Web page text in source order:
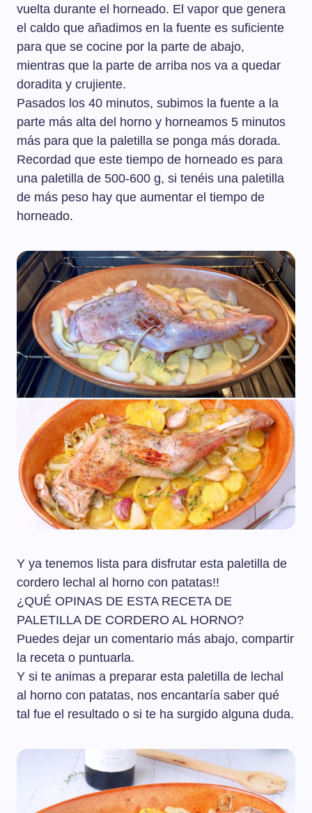
vuelta durante el horneado. El vapor que genera
el caldo que añadimos en la fuente es suficiente
para que se cocine por la parte de abajo,
mientras que la parte de arriba nos va a quedar
doradita y crujiente.
Pasados los 40 minutos, subimos la fuente a la
parte más alta del horno y horneamos 5 minutos
más para que la paletilla se ponga más dorada.
Recordad que este tiempo de horneado es para
una paletilla de 500-600 g, si tenéis una paletilla
de más peso hay que aumentar el tiempo de
horneado.
Y ya tenemos lista para disfrutar esta paletilla de
cordero lechal al horno con patatas!!
¿QUÉ OPINAS DE ESTA RECETA DE
PALETILLA DE CORDERO AL HORNO?
Puedes dejar un comentario más abajo, compartir
la receta o puntuarla.
Y si te animas a preparar esta paletilla de lechal
al horno con patatas, nos encantaría saber qué
tal fue el resultado o si te ha surgido alguna duda.